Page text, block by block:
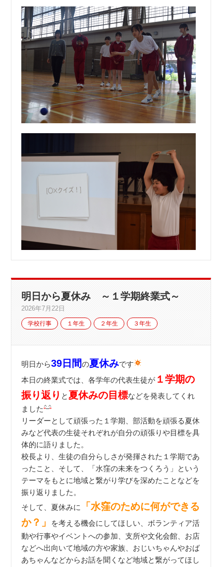
明日から夏休み ～１学期終業式～
2026年7月22日
学校行事 １年生 ２年生 ３年生
明日から39日間の夏休みです
本日の終業式では、各学年の代表生徒が １学期の
振り返り と 夏休みの目標などを発表してくれ
ました
リーダーとして頑張った１学期、部活動を頑張る夏休
みなど代表の生徒それぞれが自分の頑張りや目標を具
体的に語りました。
校長より、生徒の自分らしさが発揮された１学期であ
ったこと、そして、「水窪の未来をつくろう」という
テーマをもとに地域と繋がり学びを深めたことなどを
振り返りました。
そして、夏休みに
「水窪のために何ができる
か？」
を考える機会にしてほしい、ボランティア活
動や行事やイベントへの参加、支所や文化会館、お店
などへ出向いて地域の方や家族、おじいちゃんやおば
あちゃんなどからお話を聞くなど地域と繋がってほし